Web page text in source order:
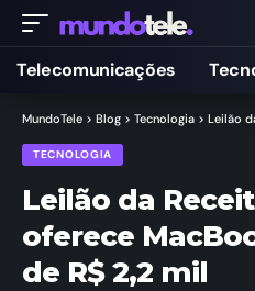
Telecomunicações
MundoTele > Blog > Tecnologia > Leilão da
TECNOLOGIA
Leilão da
oferece
de R$ 2,2 mil